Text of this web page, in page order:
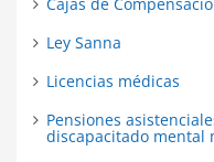
Ley Sanna
Licencias médicas
Pensiones
discapacitado mental